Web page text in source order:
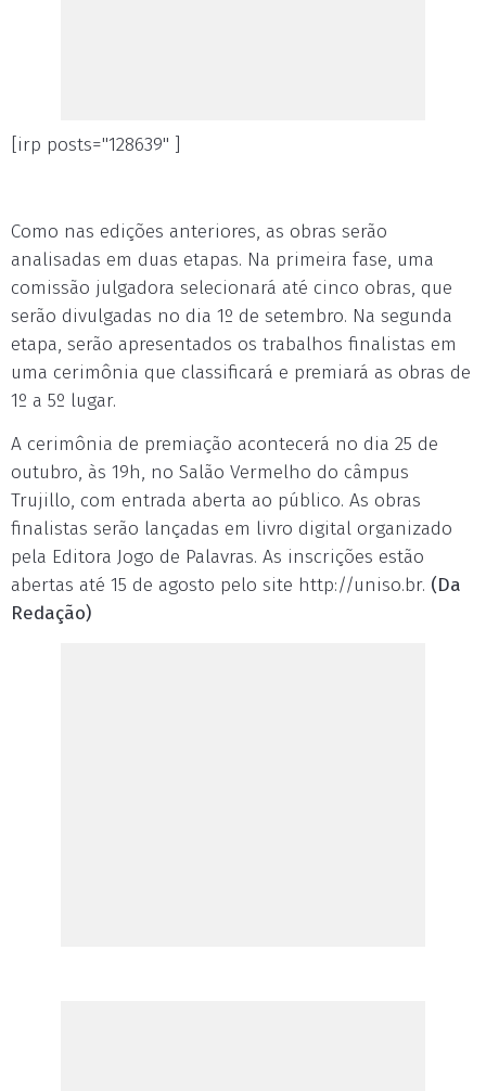
[irp posts="128639" ]
Como nas edições anteriores, as obras serão
analisadas em duas etapas. Na primeira fase, uma
comissão julgadora selecionará até cinco obras, que
serão divulgadas no dia 1º de setembro. Na segunda
etapa, serão apresentados os trabalhos finalistas em
uma cerimônia que classificará e premiará as obras de
1º a 5º lugar.
A cerimônia de premiação acontecerá no dia 25 de
outubro, às 19h, no Salão Vermelho do câmpus
Trujillo, com entrada aberta ao público. As obras
finalistas serão lançadas em livro digital organizado
pela Editora Jogo de Palavras. As inscrições estão
abertas até 15 de agosto pelo site http://uniso.br. (Da
Redação)